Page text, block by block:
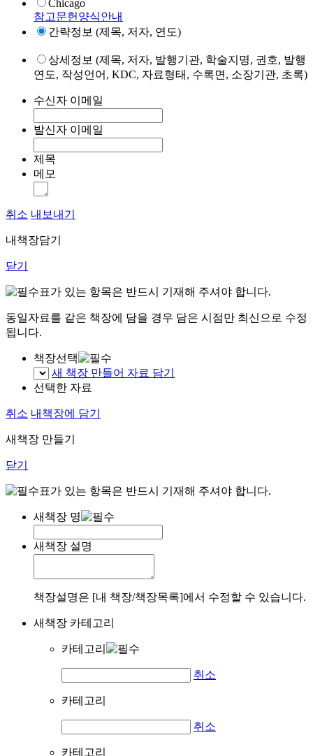
Chicago
참고문헌양식안내
간략정보 (제목, 저자, 연도)
상세정보 (제목, 저자, 발행기관, 학술지명, 권호, 발행
연도, 작성언어, KDC, 자료형태, 수록면, 소장기관, 초록)
수신자 이메일
발신자 이메일
제목
메모
취소 내보내기
내책장담기
닫기
표가 있는 항목은 반드시 기재해 주셔야 합니다.
동일자료를 같은 책장에 담을 경우 담은 시점만 최신으로 수정
됩니다.
책장선택
새 책장 만들어 자료 담기
선택한 자료
취소 내책장에 담기
새책장 만들기
닫기
표가 있는 항목은 반드시 기재해 주셔야 합니다.
새책장 명
새책장 설명
책장설명은 [내 책장/책장목록]에서 수정할 수 있습니다.
새책장 카테고리
카테고리
취소
카테고리
취소
카테고리